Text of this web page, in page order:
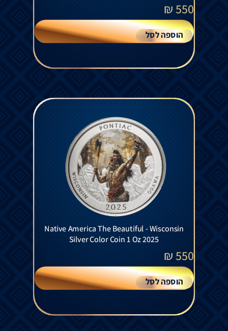
550
₪
הוספה לסל
Native America The Beautiful - Wisconsin
Silver Color Coin 1 Oz 2025
550
₪
הוספה לסל